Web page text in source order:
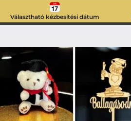
Választható kézbesítési dátum